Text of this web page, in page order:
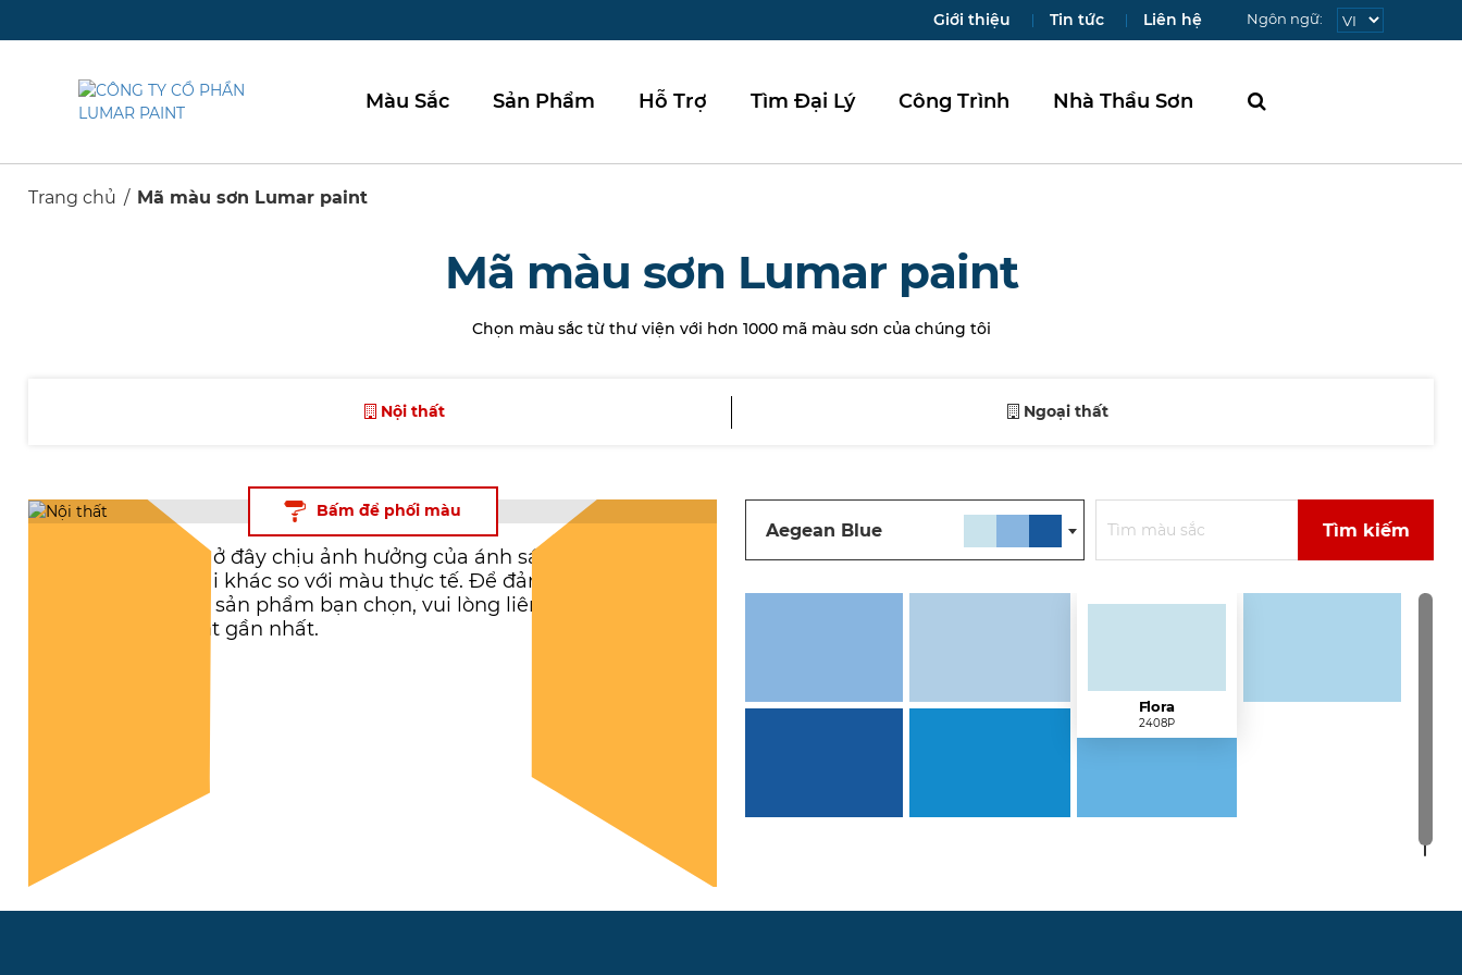
Giới thiệu Tin tức Liên hệ Ngôn ngữ:
Màu Sắc Sản Phẩm Hỗ Trợ Tìm Đại Lý Công Trình Nhà Thầu Sơn
Trang chủ Mã màu sơn Lumar paint
Mã màu sơn Lumar paint
Chọn màu sắc từ thư viện với hơn 1000 mã màu sơn của chúng tôi
Nội thất Ngoại thất
Bấm để phối màu
: Màu sắc ở đây chịu ảnh hưởng của ánh sáng, thiết bị điện
tử nên có thể sai khác so với màu thực tế. Để đảm bảo độ chính
xác của màu và sản phẩm bạn chọn, vui lòng liên hệ với đại lý
Sơn Lumar paint gần nhất.
Aegean Blue Tìm kiếm
Flora
2408P